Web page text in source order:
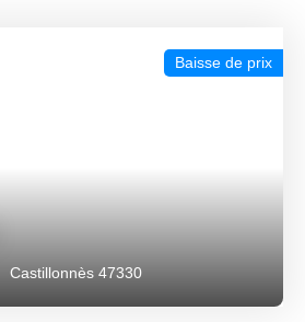
Castillonnès 47330
Baisse de prix